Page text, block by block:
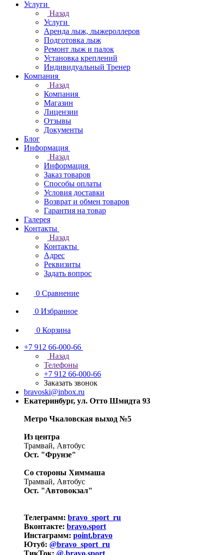
Услуги
Назад
Услуги
Аренда лыж, лыжероллеров
Подготовка лыж
Ремонт лыж и палок
Установка креплений
Индивидуальный Тренер
Компания
Назад
Компания
Магазин
Лицензии
Отзывы
Документы
Блог
Информация
Назад
Информация
Заказ товаров
Способы оплаты
Условия доставки
Возврат и обмен товаров
Гарантия на товар
Галерея
Контакты
Назад
Контакты
Адрес
Реквизиты
Задать вопрос
0 Сравнение
0 Избранное
0 Корзина
+7 912 66-000-66
Назад
Телефоны
+7 912 66-000-66
Заказать звонок
bravoski@inbox.ru
Екатеринбург, ул. Отто Шмидта 93
Метро Чкаловская выход №5
Из центра
Трамвай, Автобус
Ост. "Фрунзе"
Со стороны Химмаша
Трамвай, Автобус
Ост. "Автовокзал"
Телеграмм: bravo_sport_ru
Вконтакте: bravo.sport
Инстаграмм: point.bravo
Ютуб: @bravo_sport_ru
ТикТок: @.bravo.sport